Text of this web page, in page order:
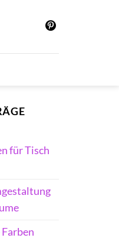
für Tisch